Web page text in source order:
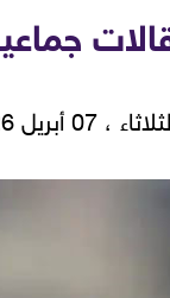
وإخفاء
، 07 أبريل 2026